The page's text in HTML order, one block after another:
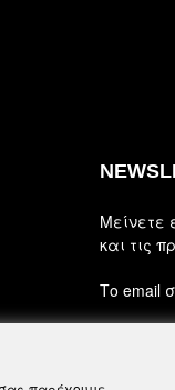
Μείνετε
και τις